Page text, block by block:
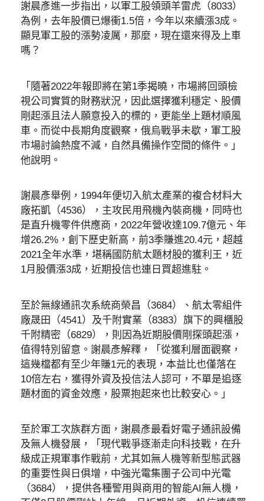
謝晨彥進一步指出，以軍工股領頭羊雷虎（8033）
為例，去年股價已爆衝1.5倍，今年以來續漲3成。
顯見軍工股的漲勢凌厲，那麼，現在還來得及上車
嗎？
「隨著2022年報即將在第1季揭曉，市場將回頭檢
視公司實質的財務狀況，因此選擇獲利穩定、股價
剛起漲且法人願意投入的標的，更能坐上題材順風
車。而從中長期角度觀察，俄烏戰爭未歇，軍工股
市場討論熱度不減，自然具備操作空間的條件。」
他說明。
謝晨彥舉例，1994年便切入航太產業的複合材料大
廠拓凱（4536），主攻民用飛機內裝商機，同時也
是直升機零件供應商，2022年營收達109.7億元、年
增26.2%，創下歷史新高，前3季賺進20.4元，超越
2021全年水準，堪稱國防航太題材股的獲利王，近
1月股價漲3成，近期投信也連日買超進駐。
至於無線通訊次系統商榮昌（3684）、航太零組件
廠晟田（4541）及千附實業（8383）旗下的興櫃股
千附精密（6829），則因為近期股價剛探頭起漲，
值得特別留意。謝晨彥解釋，「從獲利層面觀察，
這幾檔都有至少年賺1元的表現，本益比也僅落在
10倍左右，獲得外資及投信法人認可，不單是追逐
題材面的資金效應，股票抱起來也比較安心。」
至於軍工次族群方面，謝晨彥最看好電子通訊設備
及無人機發展，「現代戰爭逐漸走向科技戰，在升
級成正規軍事作戰前，尤其如無人機等新型態武器
的重要性與日俱增，中強光電集團子公司中光電
（3684），提供各種警用與商用的智能AI無人機，